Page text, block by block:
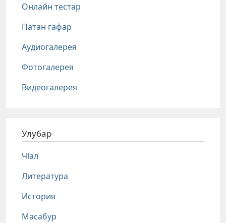
Онлайн тестар
Патан гафар
Аудиогалерея
Фотогалерея
Видеогалерея
Улубар
Чlал
Литература
История
Масабур